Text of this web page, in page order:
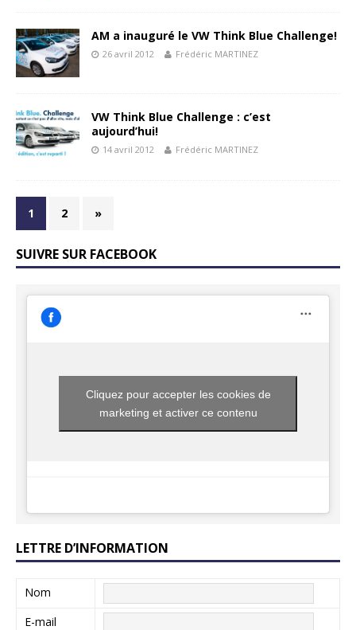
AM a inauguré le VW Think Blue Challenge!
26 avril 2012 Frédéric MARTINEZ
VW Think Blue Challenge : c’est
aujourd’hui!
14 avril 2012 Frédéric MARTINEZ
1 2 »
SUIVRE SUR FACEBOOK
Cliquez pour accepter les cookies de
marketing et activer ce contenu
LETTRE D’INFORMATION
Nom
E-mail